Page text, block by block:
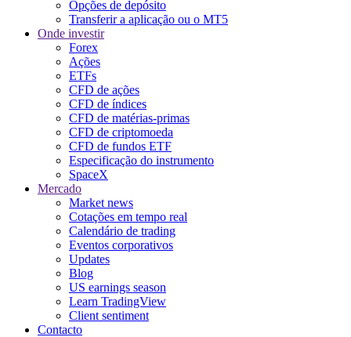
Opções de depósito
Transferir a aplicação ou o MT5
Onde investir
Forex
Ações
ETFs
CFD de ações
CFD de índices
CFD de matérias-primas
CFD de criptomoeda
CFD de fundos ETF
Especificação do instrumento
SpaceX
Mercado
Market news
Cotações em tempo real
Calendário de trading
Eventos corporativos
Updates
Blog
US earnings season
Learn TradingView
Client sentiment
Contacto